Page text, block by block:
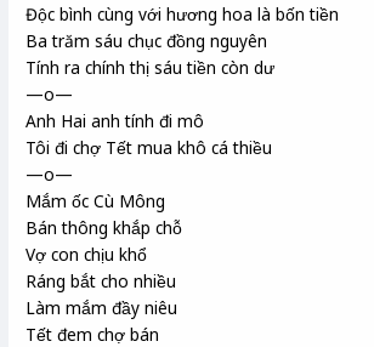
Độc bình cùng với hương hoa là bốn tiền
Ba trăm sáu chục đồng nguyên
Tính ra chính thị sáu tiền còn dư
—o—
Anh Hai anh tính đi mô
Tôi đi chợ Tết mua khô cá thiều
—o—
Mắm ốc Cù Mông
Bán thông khắp chỗ
Vợ con chịu khổ
Ráng bắt cho nhiều
Làm mắm đầy niêu
Tết đem chợ bán